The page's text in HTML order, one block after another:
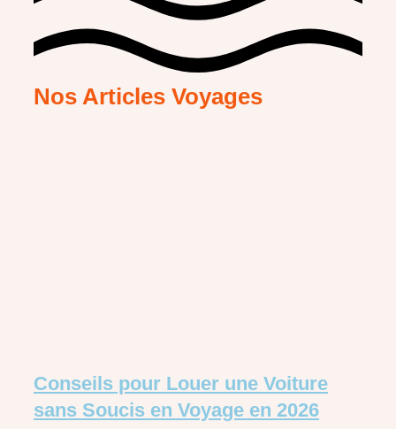
Nos Articles Voyages
Conseils pour Louer une Voiture
sans Soucis en Voyage en 2026